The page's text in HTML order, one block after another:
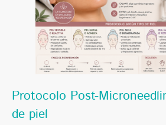
Protocolo Post-
de piel